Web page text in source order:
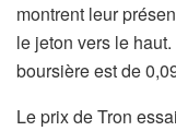
montrent leur
le jeton vers le
boursière est de
Le prix de Tron